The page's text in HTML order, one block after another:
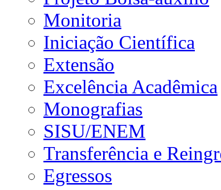
Monitoria
Iniciação Científica
Extensão
Excelência Acadêmica
Monografias
SISU/ENEM
Transferência e
Egressos